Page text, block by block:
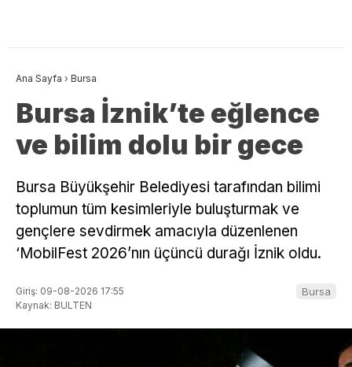
Ana Sayfa › Bursa
Bursa İznik’te eğlence
ve bilim dolu bir gece
Bursa Büyükşehir Belediyesi tarafından bilimi
toplumun tüm kesimleriyle buluşturmak ve
gençlere sevdirmek amacıyla düzenlenen
‘MobilFest 2026’nın üçüncü durağı İznik oldu.
Giriş: 09-08-2026 17:55
Kaynak: BULTEN
Bursa